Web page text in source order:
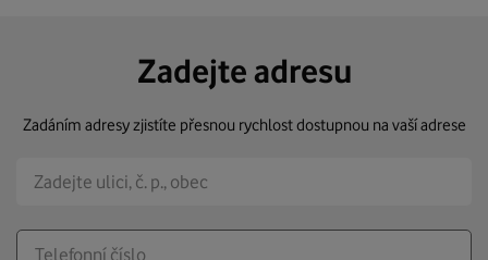
Zadejte adresu
Zadáním adresy zjistíte přesnou rychlost dostupnou na vaší adrese